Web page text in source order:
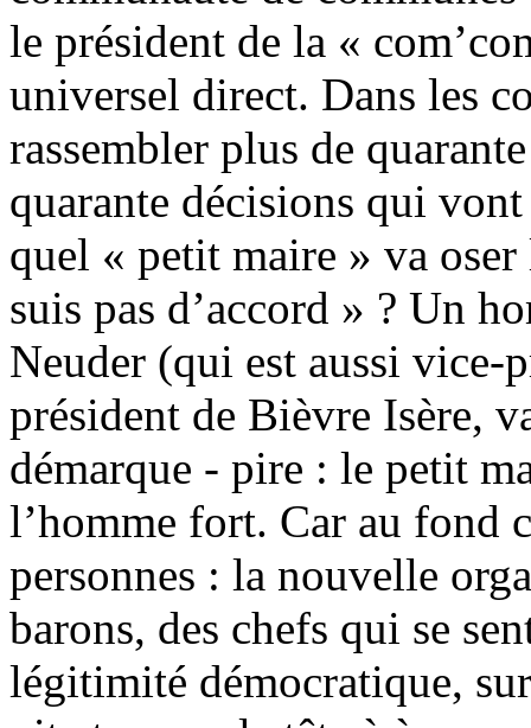
le président de la «
universel direct. Dans les
rassembler plus de
quarante décisions qui
quel « petit maire » va
suis pas d’accord » ? Un
Neuder (qui est aussi vice-
président de Bièvre Isère,
démarque - pire : le petit
l’homme fort. Car au fond
personnes : la nouvelle
barons, des chefs qui se
légitimité démocratique,